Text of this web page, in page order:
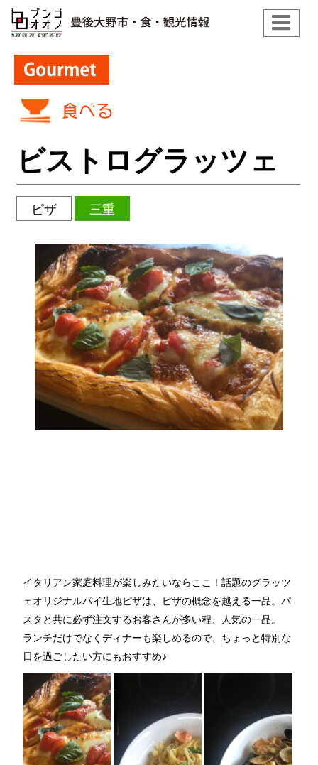
ビストログラッツェ
ピザ 三重
イタリアン家庭料理が楽しみたいならここ！話題のグラッツ
ェオリジナルパイ生地ピザは、ピザの概念を越える一品。パ
スタと共に必ず注文するお客さんが多い程、人気の一品。
ランチだけでなくディナーも楽しめるので、ちょっと特別な
日を過ごしたい方にもおすすめ♪